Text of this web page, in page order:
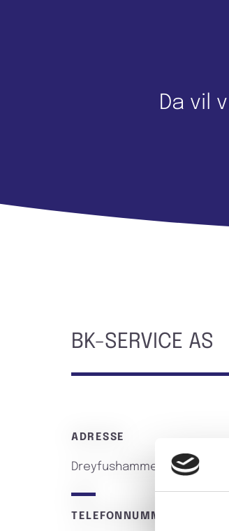
Da vil
BK-SERVICE AS
ADRESSE
Dreyfushammer 12, 8012
TELEFONNUMMER